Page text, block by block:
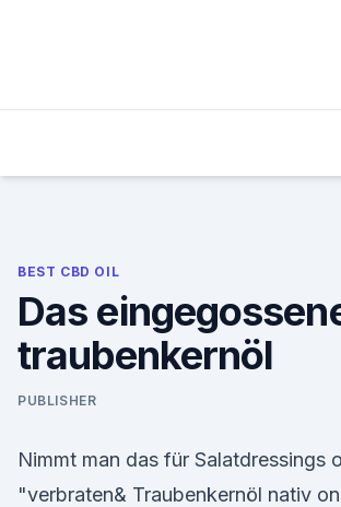
BEST CBD OIL
Das
traubenkernöl
PUBLISHER
Nimmt man das für Salatdressings
"verbraten& Traubenkernöl nativ